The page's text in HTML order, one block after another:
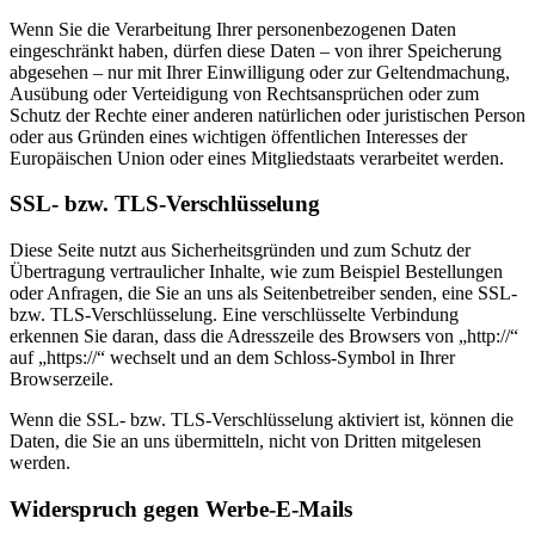
Wenn Sie die Verarbeitung Ihrer personenbezogenen Daten
eingeschränkt haben, dürfen diese Daten – von ihrer Speicherung
abgesehen – nur mit Ihrer Einwilligung oder zur Geltendmachung,
Ausübung oder Verteidigung von Rechtsansprüchen oder zum
Schutz der Rechte einer anderen natürlichen oder juristischen Person
oder aus Gründen eines wichtigen öffentlichen Interesses der
Europäischen Union oder eines Mitgliedstaats verarbeitet werden.
SSL- bzw. TLS-Verschlüsselung
Diese Seite nutzt aus Sicherheitsgründen und zum Schutz der
Übertragung vertraulicher Inhalte, wie zum Beispiel Bestellungen
oder Anfragen, die Sie an uns als Seitenbetreiber senden, eine SSL-
bzw. TLS-Verschlüsselung. Eine verschlüsselte Verbindung
erkennen Sie daran, dass die Adresszeile des Browsers von „http://“
auf „https://“ wechselt und an dem Schloss-Symbol in Ihrer
Browserzeile.
Wenn die SSL- bzw. TLS-Verschlüsselung aktiviert ist, können die
Daten, die Sie an uns übermitteln, nicht von Dritten mitgelesen
werden.
Widerspruch gegen Werbe-E-Mails